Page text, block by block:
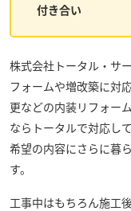
付き合い
株式会社トータル・サ
フォームや増改築に対
更などの内装リフォー
ならトータルで対応し
希望の内容にさらに暮
す。
工事中はもちろん施工